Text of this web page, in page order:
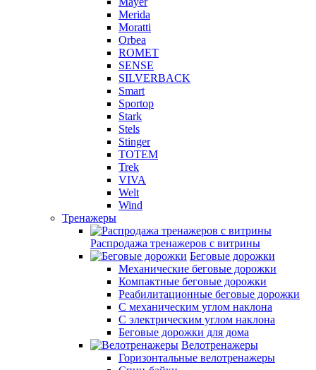
Merida
Moratti
Orbea
ROMET
SENSE
SILVERBACK
Smart
Sportop
Stark
Stels
Stinger
TOTEM
Trek
VIVA
Welt
Wind
Тренажеры
Распродажа тренажеров с витрины
Беговые дорожки
Механические беговые дорожки
Компактные беговые дорожки
Реабилитационные беговые дорожки
С механическим углом наклона
С электрическим углом наклона
Беговые дорожки для дома
Велотренажеры
Горизонтальные велотренажеры